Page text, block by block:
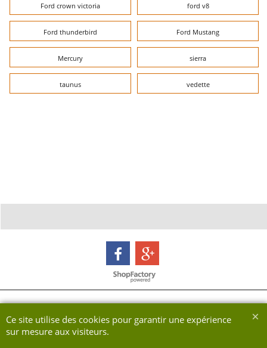
Ford crown victoria ford v8
Ford thunderbird Ford Mustang
Mercury sierra
taunus vedette
Boutique en ligne créés avec le logiciel eCommerce ShopFactory
Ce site utilise des cookies pour garantir une expérience
sur mesure aux visiteurs.